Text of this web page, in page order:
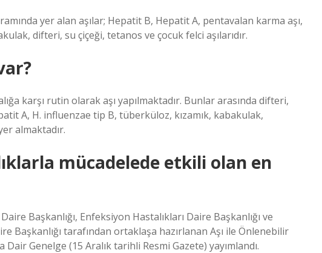
yer alan aşılar; Hepatit B, Hepatit A, pentavalan karma aşı,
difteri, su çiçeği, tetanos ve çocuk felci aşılarıdır.
karşı rutin olarak aşı yapılmaktadır. Bunlar arasında difteri,
A, H. influenzae tip B, tüberküloz, kızamık, kabakulak,
almaktadır.
mücadelede etkili olan en
Başkanlığı, Enfeksiyon Hastalıkları Daire Başkanlığı ve
Başkanlığı tarafından ortaklaşa hazırlanan Aşı ile Önlenebilir
Genelge (15 Aralık tarihli Resmi Gazete) yayımlandı.